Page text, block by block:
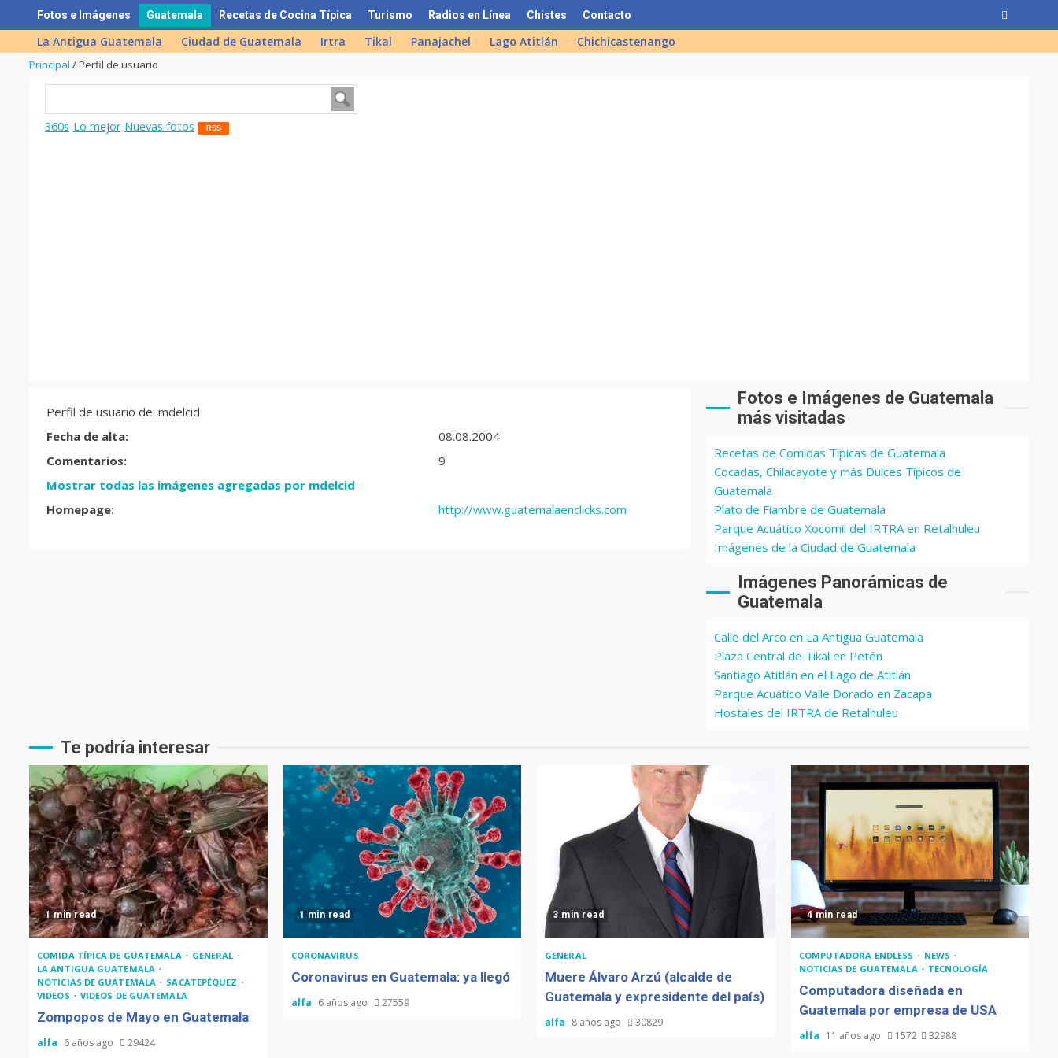
to
content
Fotos e Imágenes Guatemala Recetas de Cocina Típica Turismo Radios en Línea Chistes Contacto
La Antigua Guatemala Ciudad de Guatemala Irtra Tikal Panajachel Lago Atitlán Chichicastenango
Principal /Perfil de usuario
360s Lo mejor Nuevas fotos RSS
Perfil de usuario de: mdelcid
Fecha de alta:
08.08.2004
Comentarios:
9
Mostrar todas las imágenes agregadas por mdelcid
Homepage:
http://www.guatemalaenclicks.com
Fotos e Imágenes de Guatemala
más visitadas
Recetas de Comidas Típicas de Guatemala
Cocadas, Chilacayote y más Dulces Típicos de
Guatemala
Plato de Fiambre de Guatemala
Parque Acuático Xocomil del IRTRA en Retalhuleu
Imágenes de la Ciudad de Guatemala
Imágenes Panorámicas de
Guatemala
Calle del Arco en La Antigua Guatemala
Plaza Central de Tikal en Petén
Santiago Atitlán en el Lago de Atitlán
Parque Acuático Valle Dorado en Zacapa
Hostales del IRTRA de Retalhuleu
Te podría interesar
1 min read
COMIDA TÍPICA DE GUATEMALA
GENERAL
LA ANTIGUA GUATEMALA
NOTICIAS DE GUATEMALA
SACATEPÉQUEZ
VIDEOS
VIDEOS DE GUATEMALA
Zompopos de Mayo en Guatemala
alfa 6 años ago 29424
1 min read
CORONAVIRUS
Coronavirus en Guatemala: ya llegó
alfa 6 años ago 27559
3 min read
GENERAL
Muere Álvaro Arzú (alcalde de
Guatemala y expresidente del país)
alfa 8 años ago 30829
4 min read
COMPUTADORA ENDLESS
NEWS
NOTICIAS DE GUATEMALA
TECNOLOGÍA
Computadora diseñada en
Guatemala por empresa de USA
alfa 11 años ago 1572 32988